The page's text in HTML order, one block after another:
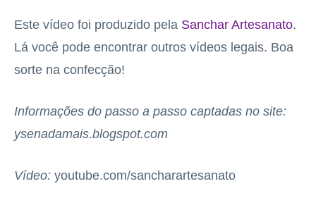
Este vídeo foi produzido pela Sanchar Artesanato.
Lá você pode encontrar outros vídeos legais. Boa
sorte na confecção!
Informações do passo a passo captadas no site:
ysenadamais.blogspot.com
Vídeo: youtube.com/sancharartesanato